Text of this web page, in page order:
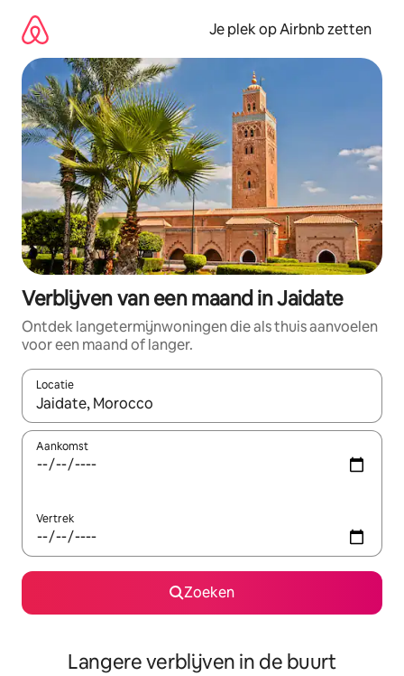
direct
naar
inhoud
Je plek op Airbnb zetten
Verblijven van een maand in Jaidate
Ontdek langetermijnwoningen die als thuis aanvoelen
voor een maand of langer.
Locatie
Wanneer er resultaten beschikbaar zijn, maak je een keuze
Aankomst
Vertrek
Zoeken
Langere verblijven in de buurt